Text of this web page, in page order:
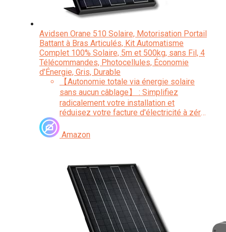
Avidsen Orane 510 Solaire, Motorisation Portail
Battant à Bras Articulés, Kit Automatisme
Complet 100% Solaire, 5m et 500kg, sans Fil, 4
Télécommandes, Photocellules, Économie
d'Énergie, Gris, Durable
【Autonomie totale via énergie solaire
sans aucun câblage】 : Simplifiez
radicalement votre installation et
réduisez votre facture d'électricité à zéro.
et 2 batteries de 7000 mAh), ce moteur
fonctionne de manière 100% autonome.
Amazon